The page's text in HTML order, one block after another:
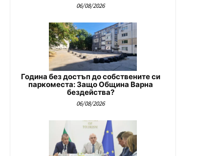
06/08/2026
Година без достъп до собствените си
паркоместа: Защо Община Варна
бездейства?
06/08/2026